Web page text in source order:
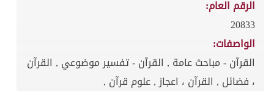
الرقم العام:
20833
الواصفات:
القرآن - مباحث عامة , القرآن - تفسير موضوعي , القرآن
، فضائل , القرآن ، اعجاز , علوم قرآن ,